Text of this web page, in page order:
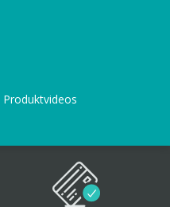
Produktvideos